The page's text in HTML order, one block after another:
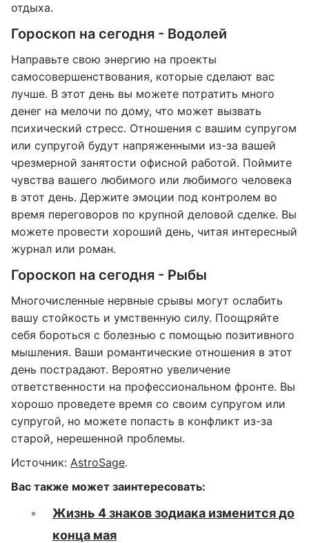
отдыха.
Гороскоп на сегодня - Водолей
Направьте свою энергию на проекты
самосовершенствования, которые сделают вас
лучше. В этот день вы можете потратить много
денег на мелочи по дому, что может вызвать
психический стресс. Отношения с вашим супругом
или супругой будут напряженными из-за вашей
чрезмерной занятости офисной работой. Поймите
чувства вашего любимого или любимого человека
в этот день. Держите эмоции под контролем во
время переговоров по крупной деловой сделке. Вы
можете провести хороший день, читая интересный
журнал или роман.
Гороскоп на сегодня - Рыбы
Многочисленные нервные срывы могут ослабить
вашу стойкость и умственную силу. Поощряйте
себя бороться с болезнью с помощью позитивного
мышления. Ваши романтические отношения в этот
день пострадают. Вероятно увеличение
ответственности на профессиональном фронте. Вы
хорошо проведете время со своим супругом или
супругой, но можете попасть в конфликт из-за
старой, нерешенной проблемы.
Источник: AstroSage.
Вас также может заинтересовать:
Жизнь 4 знаков зодиака изменится до
конца мая